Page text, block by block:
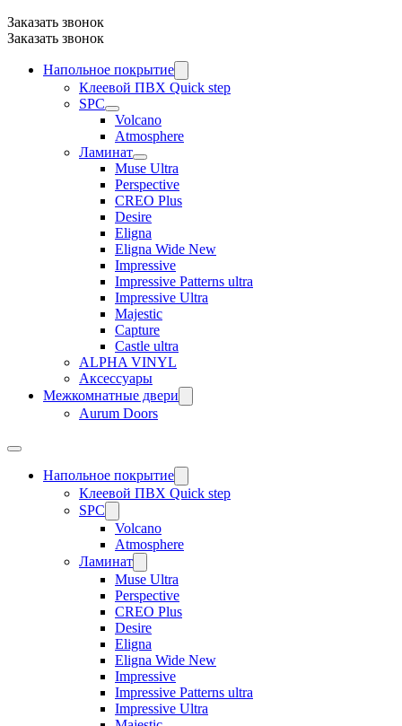
Заказать звонок
Заказать звонок
Напольное покрытие
Клеевой ПВХ Quick step
SPC
Volcano
Atmosphere
Ламинат
Muse Ultra
Perspective
CREO Plus
Desire
Eligna
Eligna Wide New
Impressive
Impressive Patterns ultra
Impressive Ultra
Majestic
Capture
Castle ultra
ALPHA VINYL
Аксессуары
Межкомнатные двери
Aurum Doors
Напольное покрытие
Клеевой ПВХ Quick step
SPC
Volcano
Atmosphere
Ламинат
Muse Ultra
Perspective
CREO Plus
Desire
Eligna
Eligna Wide New
Impressive
Impressive Patterns ultra
Impressive Ultra